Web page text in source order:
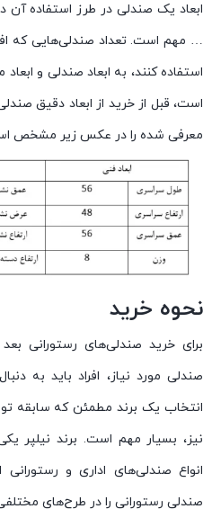
ابعاد یک صندلی در طرز استفاده آن
… مهم است. تعداد صندلی‌هایی که
استفاده کنند، به ابعاد صندلی و
است، قبل از خرید از ابعاد دقیق
معرفی شده را در عکس زیر مشخص
نحوه خرید
برای خرید صندلی‌های رستورانی
صندلی مورد نیاز، افراد باید به
انتخاب یک برند مطمئن که سابقه
نیز، بسیار مهم است. برند نیلپر
انواع صندلی‌های اداری و
صندلی رستورانی را در طرح‌های